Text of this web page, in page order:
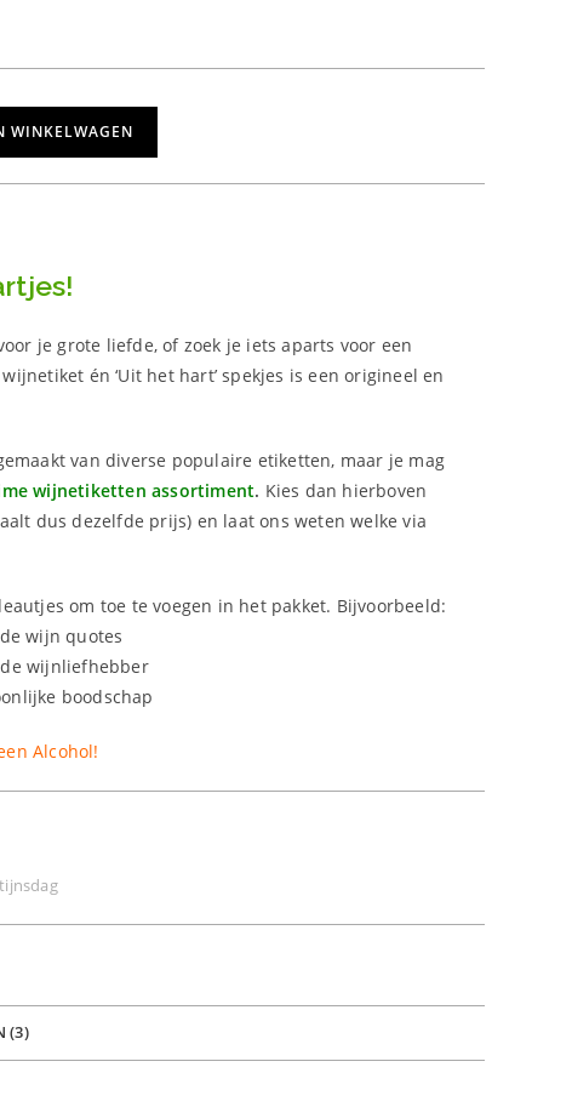
WINKELWAGEN
je grote liefde, of zoek je iets aparts voor een
én ‘Uit het hart’ spekjes is een origineel en
van diverse populaire etiketten, maar je mag
wijnetiketten assortiment. Kies dan hierboven
dus dezelfde prijs) en laat ons weten welke via
om toe te voegen in het pakket. Bijvoorbeeld:
wijn quotes
wijnliefhebber
boodschap
Alcohol!
(3)